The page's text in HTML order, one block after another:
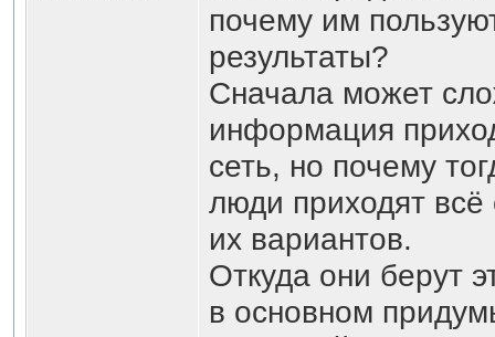
почему им
результаты?
Сначала может
информация
сеть, но почему
люди приходят
их вариантов.
Откуда они берут
в основном